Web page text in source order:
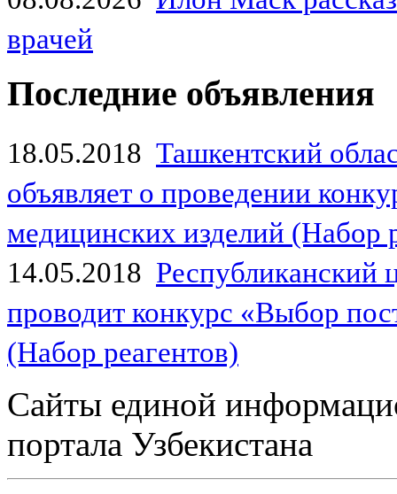
врачей
Последние объявления
18.05.2018 Ташкентский
объявляет о проведении
медицинских изделий (Набор
14.05.2018
проводит конкурс «Выбор
(Набор реагентов)
Сайты единой
портала Узбекистана